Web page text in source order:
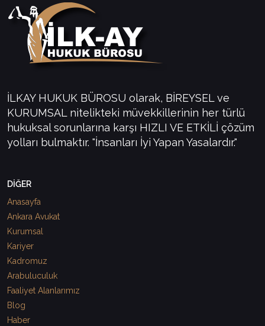
İLKAY HUKUK BÜROSU olarak, BİREYSEL ve
KURUMSAL nitelikteki müvekkillerinin her türlü
hukuksal sorunlarına karşı HIZLI VE ETKİLİ çözüm
yolları bulmaktır. "İnsanları İyi Yapan Yasalardır."
DİĞER
Anasayfa
Ankara Avukat
Kurumsal
Kariyer
Kadromuz
Arabuluculuk
Faaliyet Alanlarımız
Blog
Haber